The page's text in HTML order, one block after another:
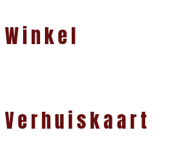
Winkel
Verhuiskaart